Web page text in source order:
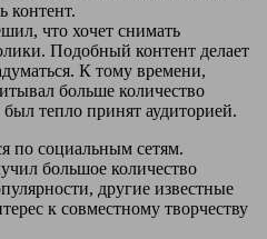
контент.
что хочет снимать
Подобный контент делает
К тому времени,
больше количество
тепло принят аудиторией.
по социальным сетям.
большое количество
другие известные
к совместному творчеству